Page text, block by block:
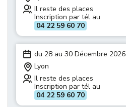
Il reste des places
Inscription par tél au
04 22 59 60 70
du 28 au 30 Décembre 2026
Lyon
Il reste des places
Inscription par tél au
04 22 59 60 70